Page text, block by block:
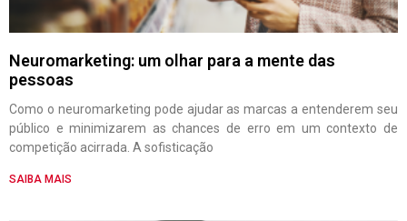
Neuromarketing: um olhar para a mente das
pessoas
Como o neuromarketing pode ajudar as marcas a entenderem seu
público e minimizarem as chances de erro em um contexto de
competição acirrada. A sofisticação
SAIBA MAIS